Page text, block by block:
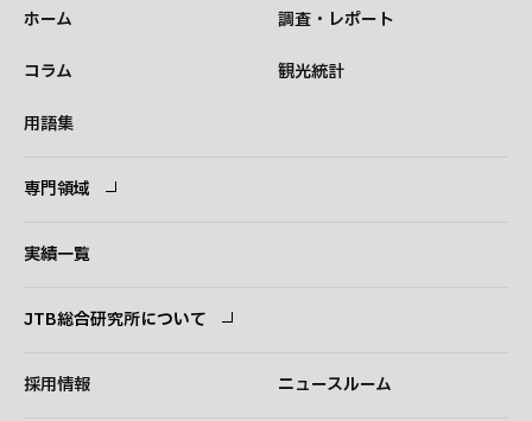
ホーム 調査・レポート
コラム 観光統計
用語集
専門領域
実績一覧
JTB総合研究所について
採用情報 ニュースルーム